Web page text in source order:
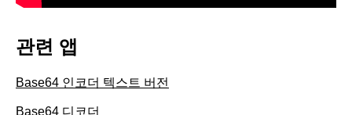
관련 앱
Base64 인코더 텍스트 버전
Base64 디코더